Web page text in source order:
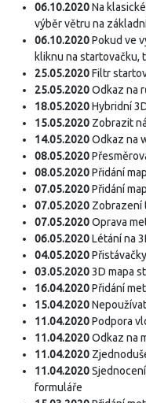
06.10.2020Na
výběr větru na
06.10.2020Pokud ve
kliknu na startovačku,
25.05.2020Filtr
25.05.2020Odkaz na
18.05.2020Hybridní
15.05.2020 Zobrazit
14.05.2020Odkaz na
08.05.2020
08.05.2020Přidání
07.05.2020Přidání
07.05.2020 Zobrazení
07.05.2020Oprava
06.05.2020Létání na
04.05.2020
03.05.20203D mapa
16.04.2020Přidání
15.04.2020
11.04.2020Podpora
11.04.2020Odkaz na
11.04.2020
11.04.2020
formuláře